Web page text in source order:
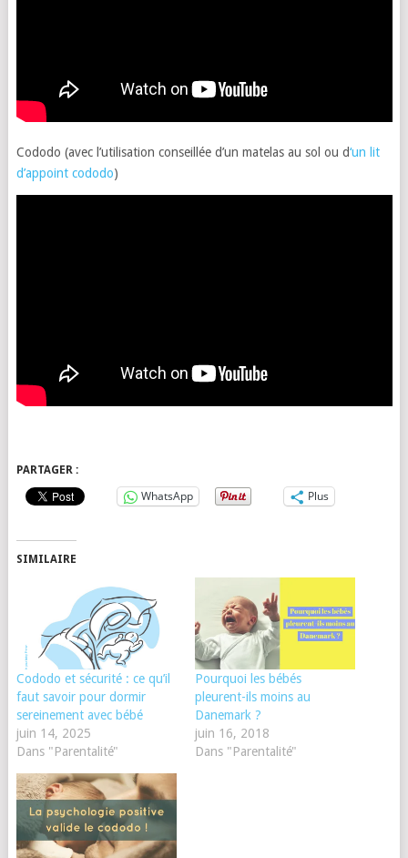
Cododo (avec l’utilisation conseillée d’un matelas au sol ou d‘un lit
d’appoint cododo)
PARTAGER :
WhatsApp Plus
SIMILAIRE
Cododo et sécurité : ce qu’il
faut savoir pour dormir
sereinement avec bébé
juin 14, 2025
Dans "Parentalité"
Pourquoi les bébés
pleurent-ils moins au
Danemark ?
juin 16, 2018
Dans "Parentalité"